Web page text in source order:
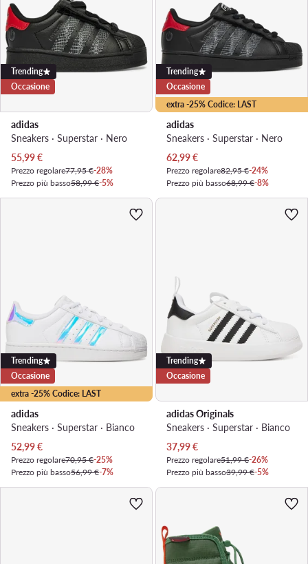
Trending
Occasione
adidas
Sneakers · Superstar · Nero
Prezzo attuale
55,99€
Prezzo regolare77,95 €-28%
Prezzo più basso58,99 €-5%
extra -25% Codice: LAST
Trending
Occasione
adidas
Sneakers · Superstar · Nero
Prezzo attuale
62,99€
Prezzo regolare82,95 €-24%
Prezzo più basso68,99 €-8%
extra -25% Codice: LAST
Trending
Occasione
adidas
Sneakers · Superstar · Bianco
Prezzo attuale
52,99€
Prezzo regolare70,95 €-25%
Prezzo più basso56,99 €-7%
Trending
Occasione
adidas Originals
Sneakers · Superstar · Bianco
Prezzo attuale
37,99€
Prezzo regolare51,99 €-26%
Prezzo più basso39,99 €-5%